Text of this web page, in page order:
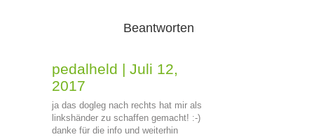
Beantworten
pedalheld | Juli 12,
2017
ja das dogleg nach rechts hat mir als
linkshänder zu schaffen gemacht! :-)
danke für die info und weiterhin